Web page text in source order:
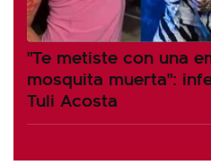
"Te metiste con una
mosquita muerta":
Tuli Acosta